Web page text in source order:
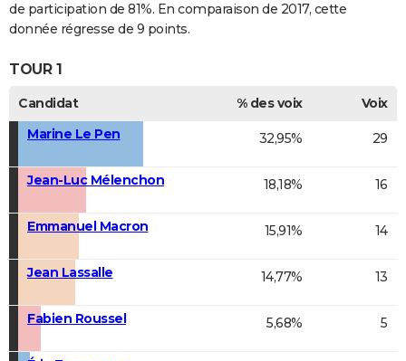
de participation de 81%. En comparaison de 2017, cette
donnée régresse de 9 points.
TOUR 1
Candidat % des voix
Voix
Marine Le Pen
32,95% 29
Jean-Luc Mélenchon 18,18% 16
Emmanuel Macron 15,91% 14
Jean Lassalle 14,77% 13
Fabien Roussel 5,68% 5